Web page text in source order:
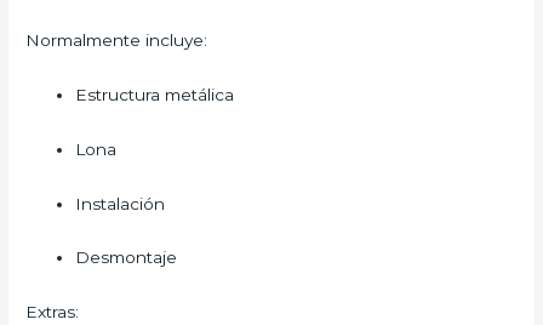
Normalmente incluye:
Estructura metálica
Lona
Instalación
Desmontaje
Extras: